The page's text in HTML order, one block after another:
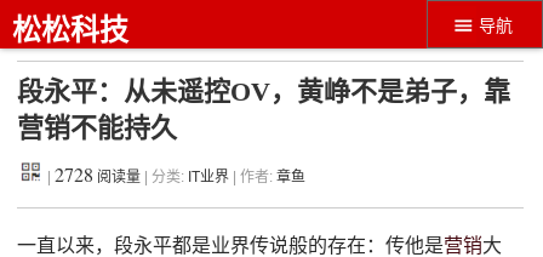
导航
松松科技
段永平：从未遥控OV，黄峥不是弟子，靠
营销不能持久
|2728 阅读量 | 分类: IT业界 | 作者:章鱼
一直以来，段永平都是业界传说般的存在：传他是营销大